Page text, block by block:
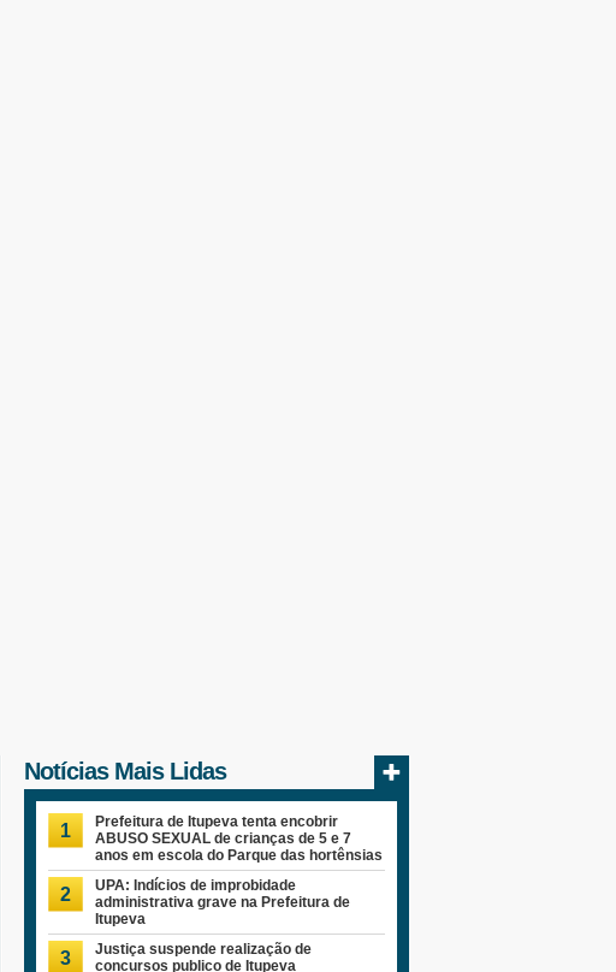
Notícias Mais Lidas
1
Prefeitura de Itupeva tenta encobrir
ABUSO SEXUAL de crianças de 5 e 7
anos em escola do Parque das hortênsias
2
UPA: Indícios de improbidade
administrativa grave na Prefeitura de
Itupeva
3
Justiça suspende realização de
concursos publico de Itupeva